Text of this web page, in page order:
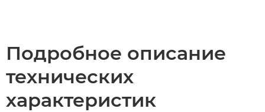
Подробное описание
технических
характеристик